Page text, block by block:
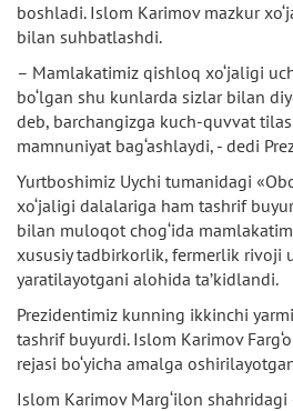
boshladi. Islom Karimov mazkur
bilan suhbatlashdi.
– Mamlakatimiz qishloq xo‘jaligi
bo‘lgan shu kunlarda sizlar bilan
deb, barchangizga kuch-quvvat
mamnuniyat bag‘ashlaydi, - dedi
Yurtboshimiz Uychi tumanidagi
xo‘jaligi dalalariga ham tashrif
bilan muloqot chog‘ida
xususiy tadbirkorlik, fermerlik rivoji
yaratilayotgani alohida ta’kidlandi.
Prezidentimiz kunning ikkinchi
tashrif buyurdi. Islom Karimov
rejasi bo‘yicha amalga
Islom Karimov Marg‘ilon shahridagi